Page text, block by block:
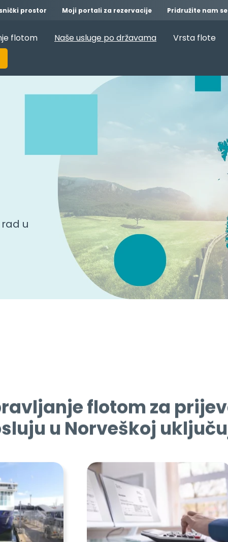
prostor Moji portali za rezervacije Pridružite nam se
flotom Naše usluge po državama Vrsta flote
u
Refundacija PDV-a
Podnošenje zahtjeva za norveški